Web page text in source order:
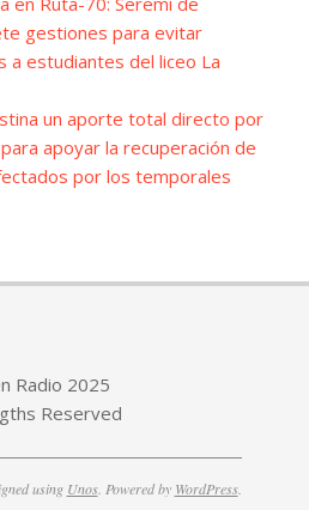
gestiones para evitar
a estudiantes del liceo La
un aporte total directo por
apoyar la recuperación de
por los temporales
Radio 2025
Reserved
using Unos. Powered by WordPress.